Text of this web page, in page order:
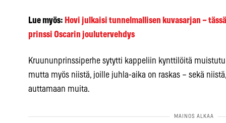
Lue myös: Hovi julkaisi tunnelmallisen kuvasarjan –
prinssi Oscarin joulutervehdys
Kruununprinssiperhe sytytti kappeliin kynttilöitä
mutta myös niistä, joille juhla-aika on raskas – sekä
auttamaan muita.